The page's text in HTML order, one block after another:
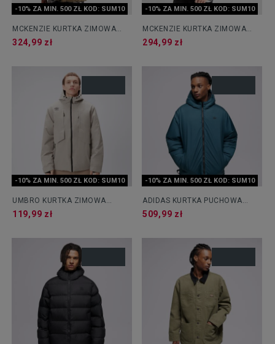
-10% ZA MIN. 500 ZŁ KOD: SUM10
MCKENZIE KURTKA ZIMOWA
TOBA BUBL OLV-IGN
324,99 zł
-10% ZA MIN. 500 ZŁ KOD: SUM10
MCKENZIE KURTKA ZIMOWA
TERRAIN BUBL
294,99 zł
-10% ZA MIN. 500 ZŁ KOD: SUM10
UMBRO KURTKA ZIMOWA
UMBRO ESS GREEN
119,99 zł
-10% ZA MIN. 500 ZŁ KOD: SUM10
ADIDAS KURTKA PUCHOWA
ADIC REV JKT
509,99 zł